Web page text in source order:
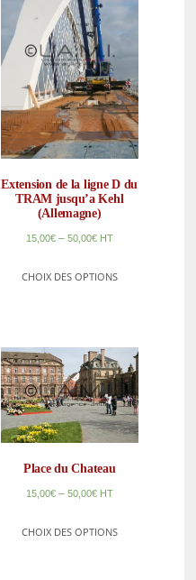
Extension de la ligne D du
TRAM jusqu’a Kehl
(Allemagne)
15,00€– 50,00€ HT
CHOIX DES OPTIONS
Place du Chateau
15,00€– 50,00€ HT
CHOIX DES OPTIONS